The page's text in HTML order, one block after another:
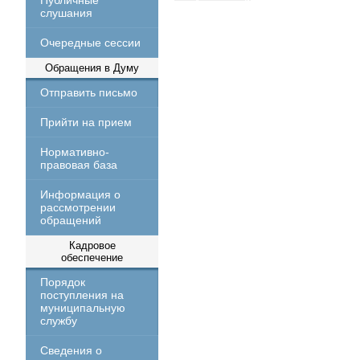
слушания
Очередные сессии
Обращения в Думу
Отправить письмо
Прийти на прием
Нормативно-
правовая база
Информация о
рассмотрении
обращений
Кадровое
обеспечение
Порядок
поступления на
муниципальную
службу
Сведения о